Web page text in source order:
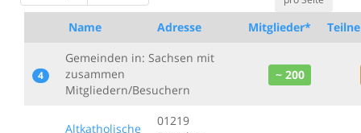
Name Adresse Mitglieder*
4
Gemeinden in: Sachsen mit
zusammen
Mitgliedern/Besuchern
~ 200
Altkatholische
01219